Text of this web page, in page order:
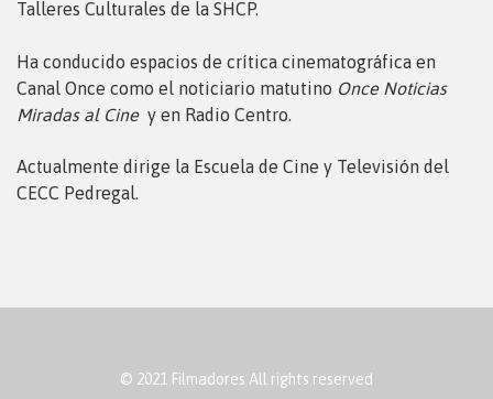
Talleres Culturales de la SHCP.
Ha conducido espacios de crítica cinematográfica en
Canal Once como el noticiario matutino Once Noticias
Miradas al Cine y en Radio Centro.
Actualmente dirige la Escuela de Cine y Televisión del
CECC Pedregal.
© 2021 Filmadores All rights reserved